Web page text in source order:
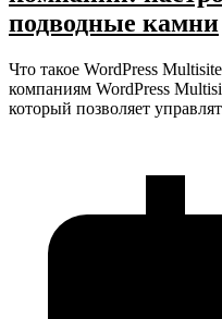
подводные камни
Что такое WordPress
компаниям WordPress
который позволяет